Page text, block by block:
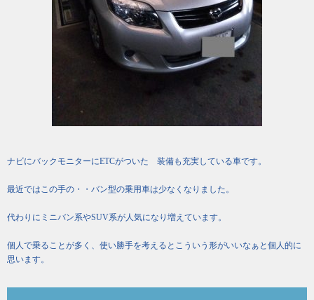
ナビにバックモニターにETCがついた 装備も充実している車です。
最近ではこの手の・・バン型の乗用車は少なくなりました。
代わりにミニバン系やSUV系が人気になり増えています。
個人で乗ることが多く、使い勝手を考えるとこういう形がいいなぁと個人的に
思います。